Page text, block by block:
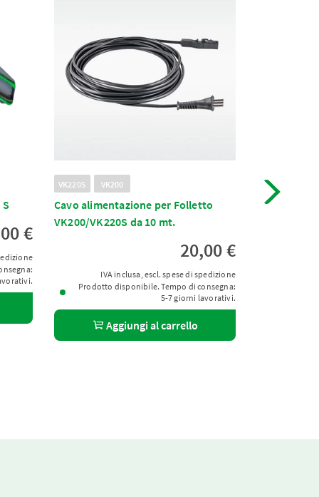
€
VK220S VK200
Cavo alimentazione per Folletto
VK200/VK220S da 10 mt.
20,00 €
IVA inclusa, escl. spese di spedizione
Prodotto disponibile. Tempo di consegna:
5-7 giorni lavorativi.
Aggiungi al carrello
VR7S
Spazzola